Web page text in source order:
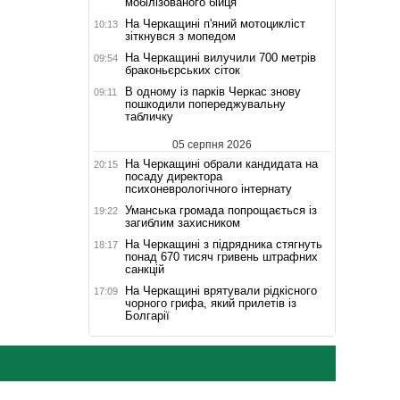
10:13
На Черкащині п'яний мотоцикліст
зіткнувся з мопедом
09:54
На Черкащині вилучили 700 метрів
браконьєрських сіток
09:11
В одному із парків Черкас знову
пошкодили попереджувальну
табличку
05 серпня 2026
20:15
На Черкащині обрали кандидата на
посаду директора
психоневрологічного інтернату
19:22
Уманська громада попрощається із
загиблим захисником
18:17
На Черкащині з підрядника стягнуть
понад 670 тисяч гривень штрафних
санкцій
17:09
На Черкащині врятували рідкісного
чорного грифа, який прилетів із
Болгарії